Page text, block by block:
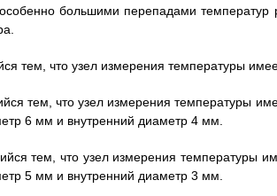
большими перепадами температур
тем, что узел измерения температуры
тем, что узел измерения температуры
6 мм и внутренний диаметр 4 мм.
тем, что узел измерения температуры
5 мм и внутренний диаметр 3 мм.